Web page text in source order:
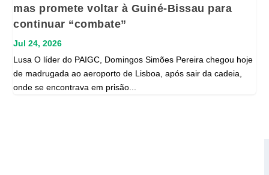
mas promete voltar à Guiné-Bissau para
continuar “combate”
Jul 24, 2026
Lusa O líder do PAIGC, Domingos Simões Pereira chegou hoje
de madrugada ao aeroporto de Lisboa, após sair da cadeia,
onde se encontrava em prisão...